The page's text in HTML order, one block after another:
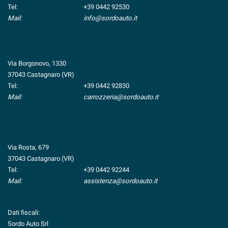
Tel:
+39 0442 92530
Mail:
info@sordoauto.it
Via Borgonovo, 1330
37043 Castagnaro (VR)
Tel:
+39 0442 92830
Mail:
carrozzeria@sordoauto.it
Via Rosta, 679
37043 Castagnaro (VR)
Tel:
+39 0442 92244
Mail:
assistenza@sordoauto.it
Dati fiscali:
Sordo Auto Srl